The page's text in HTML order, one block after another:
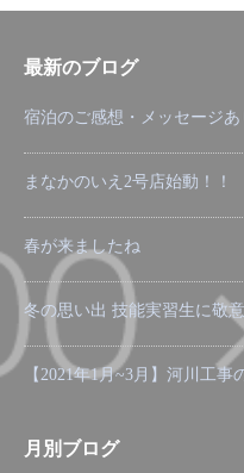
最新のブログ
宿泊のご感想・メッセージあ
まなかのいえ2号店始動！！
春が来ましたね
冬の思い出 技能実習生に敬
【2021年1月~3月】河川工事
月別ブログ